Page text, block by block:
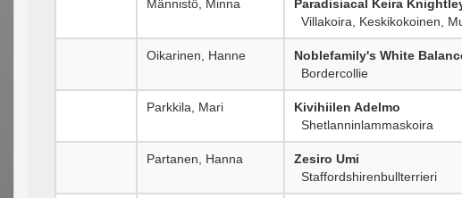
Männistö, Minna
Paradisiacal Keira
Villakoira, Keskikokoinen,
Oikarinen, Hanne
Noblefamily's White
Bordercollie
Parkkila, Mari
Kivihiilen Adelmo
Shetlanninlammaskoira
Partanen, Hanna
Zesiro Umi
Staffordshirenbullterrieri